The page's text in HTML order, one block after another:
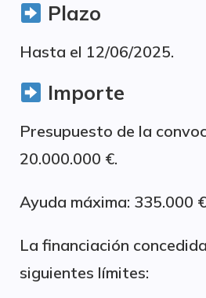
Plazo
Hasta el 12/06/2025.
Importe
Presupuesto de la
20.000.000 €.
Ayuda máxima: 335.000
La financiación
siguientes límites: